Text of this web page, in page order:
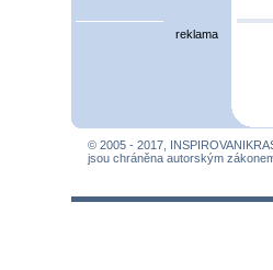
reklama
© 2005 - 2017,
jsou chráněna autorským